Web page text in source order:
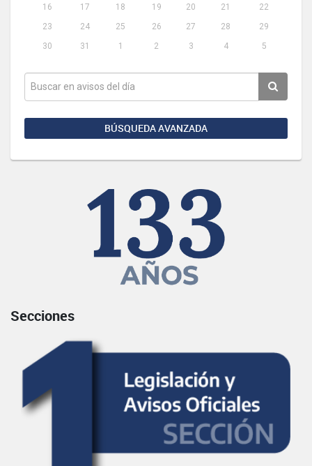
16
17 18 19 20 21
22
23
24 25 26 27 28
29
30
31 1 2 3 4 5
BÚSQUEDA AVANZADA
Secciones